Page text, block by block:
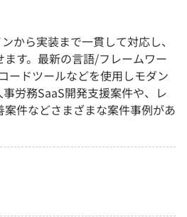
から実装まで一貫して対応し、
す。最新の言語/フレームワー
ードツールなどを使用しモダン
労務SaaS開発⽀援案件や、レ
件などさまざまな案件事例があ